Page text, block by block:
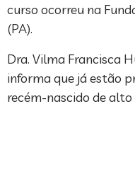
curso ocorreu na
(PA).
Dra. Vilma Francisca
informa que já estão
recém-nascido de alto